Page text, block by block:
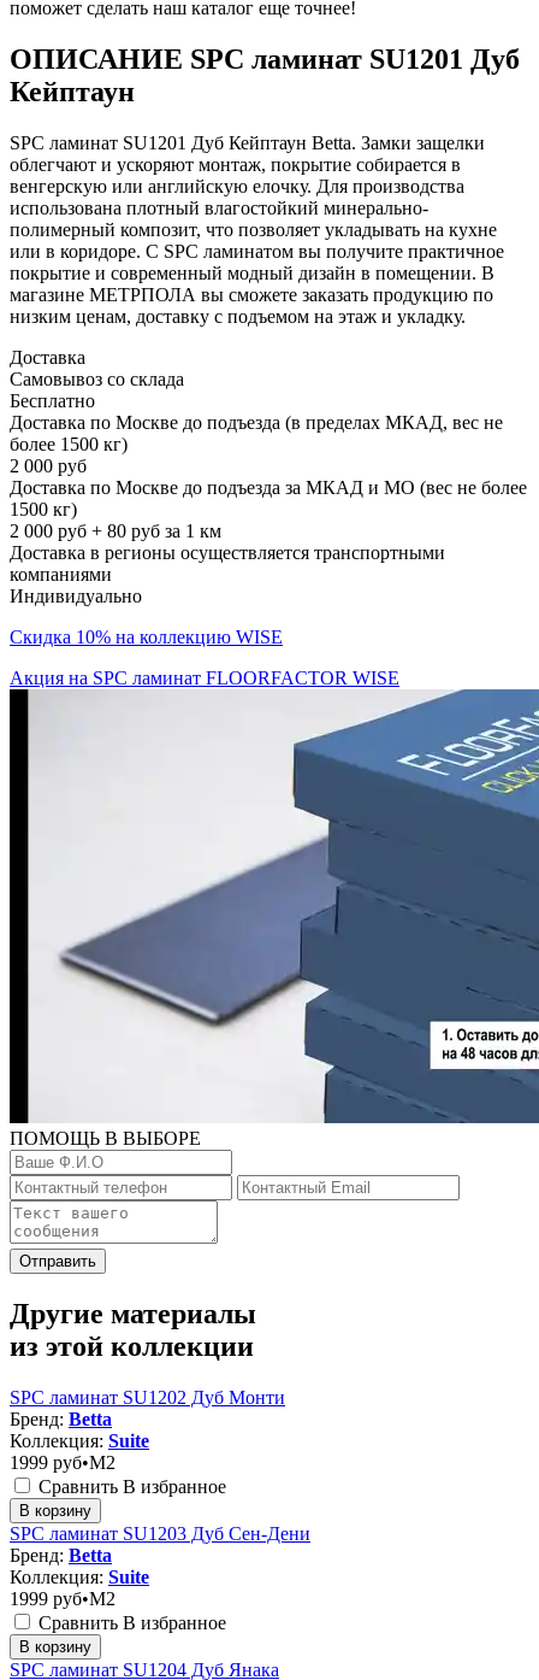
поможет сделать наш каталог еще точнее!
ОПИСАНИЕ SPC ламинат SU1201 Дуб
Кейптаун
SPC ламинат SU1201 Дуб Кейптаун Betta. Замки защелки
облегчают и ускоряют монтаж, покрытие собирается в
венгерскую или английскую елочку. Для производства
использована плотный влагостойкий минерально-
полимерный композит, что позволяет укладывать на кухне
или в коридоре. С SPC ламинатом вы получите практичное
покрытие и современный модный дизайн в помещении. В
магазине МЕТРПОЛА вы сможете заказать продукцию по
низким ценам, доставку с подъемом на этаж и укладку.
Доставка
Самовывоз со склада
Бесплатно
Доставка по Москве до подъезда (в пределах МКАД, вес не
более 1500 кг)
2 000 руб
Доставка по Москве до подъезда за МКАД и МО (вес не более
1500 кг)
2 000 руб + 80 руб за 1 км
Доставка в регионы осуществляется транспортными
компаниями
Индивидуально
Скидка 10% на коллекцию WISE
Акция на SPC ламинат FLOORFACTOR WISE
ПОМОЩЬ В ВЫБОРЕ
Отправить
Другие материалы
из этой коллекции
SPC ламинат SU1202 Дуб Монти
Бренд: Betta
Коллекция: Suite
1999 руб•M2
Сравнить В избранное
В корзину
SPC ламинат SU1203 Дуб Сен-Дени
Бренд: Betta
Коллекция: Suite
1999 руб•M2
Сравнить В избранное
В корзину
SPC ламинат SU1204 Дуб Янака